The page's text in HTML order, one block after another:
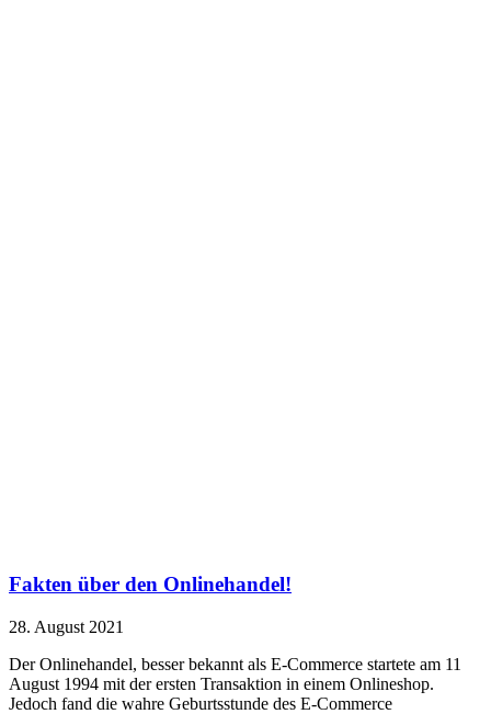
Fakten über den Onlinehandel!
28. August 2021
Der Onlinehandel, besser bekannt als E-Commerce startete am 11
August 1994 mit der ersten Transaktion in einem Onlineshop.
Jedoch fand die wahre Geburtsstunde des E-Commerce